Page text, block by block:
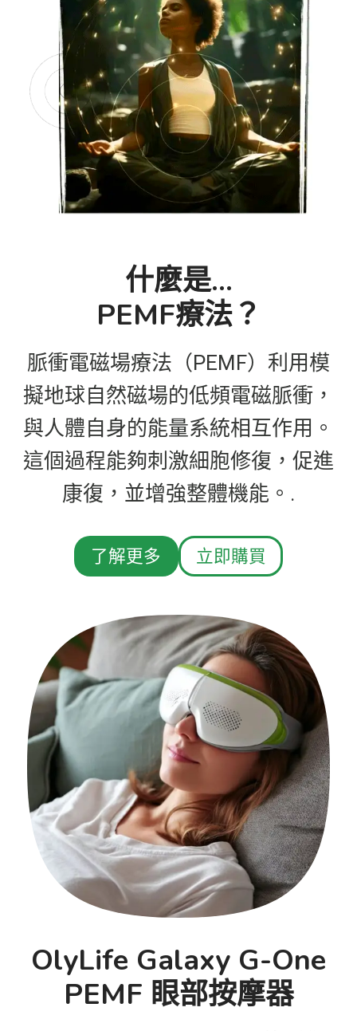
什麼是…
PEMF療法？
脈衝電磁場療法（PEMF）利用模
擬地球自然磁場的低頻電磁脈衝，
與人體自身的能量系統相互作用。
這個過程能夠刺激細胞修復，促進
康復，並增強整體機能。.
了解更多 立即購買
OlyLife Galaxy G-One
PEMF 眼部按摩器